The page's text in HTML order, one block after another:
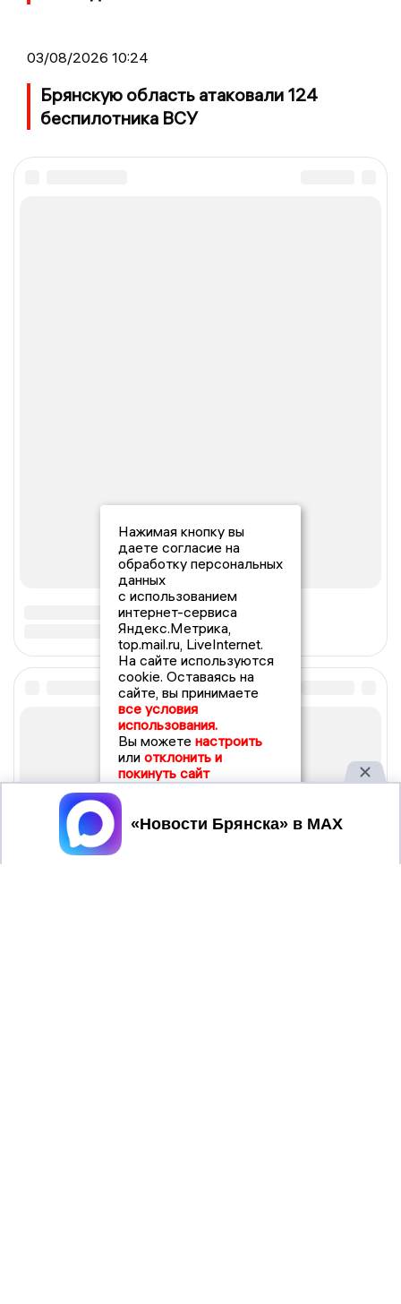
03/08/2026 10:24
Брянскую область атаковали 124
беспилотника ВСУ
Нажимая кнопку вы
даете согласие на
обработку персональных
данных
с использованием
интернет-сервиса
Яндекс.Метрика,
top.mail.ru, LiveInternet.
На сайте используются
cookie. Оставаясь на
сайте, вы принимаете
все условия
использования.
Вы можете настроить
или отклонить и
покинуть сайт
Принять